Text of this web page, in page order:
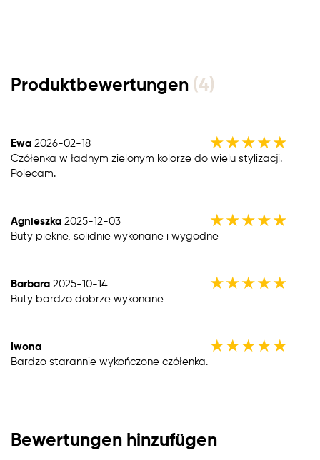
Produktbewertungen (4)
Ewa 2026-02-18 ★★★★★
Czółenka w ładnym zielonym kolorze do wielu stylizacji.
Polecam.
Agnieszka 2025-12-03 ★★★★★
Buty piekne, solidnie wykonane i wygodne
Barbara 2025-10-14 ★★★★★
Buty bardzo dobrze wykonane
Iwona ★★★★★
Bardzo starannie wykończone czółenka.
Bewertungen hinzufügen